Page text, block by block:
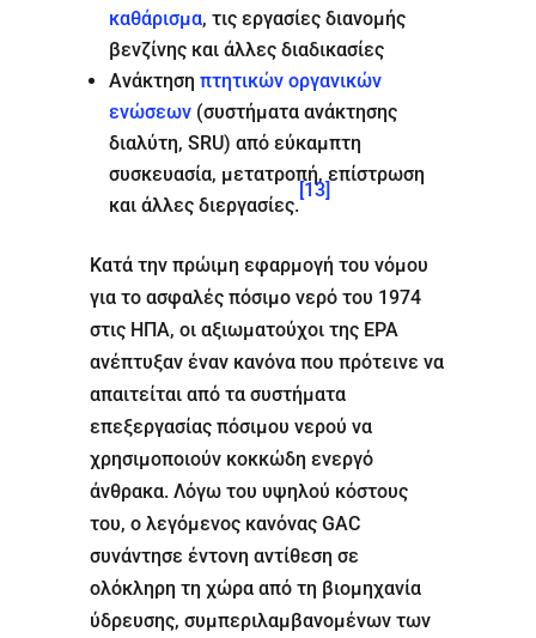
καθάρισμα, τις εργασίες διανομής
βενζίνης και άλλες διαδικασίες
Ανάκτηση πτητικών οργανικών
ενώσεων(συστήματα ανάκτησης
διαλύτη, SRU) από εύκαμπτη
συσκευασία, μετατροπή, επίστρωση
και άλλες διεργασίες.
[13]
Κατά την πρώιμη εφαρμογή του νόμου
για το ασφαλές πόσιμο νερό του 1974
στις ΗΠΑ, οι αξιωματούχοι της EPA
ανέπτυξαν έναν κανόνα που πρότεινε να
απαιτείται από τα συστήματα
επεξεργασίας πόσιμου νερού να
χρησιμοποιούν κοκκώδη ενεργό
άνθρακα. Λόγω του υψηλού κόστους
του, ο λεγόμενος κανόνας GAC
συνάντησε έντονη αντίθεση σε
ολόκληρη τη χώρα από τη βιομηχανία
ύδρευσης, συμπεριλαμβανομένων των